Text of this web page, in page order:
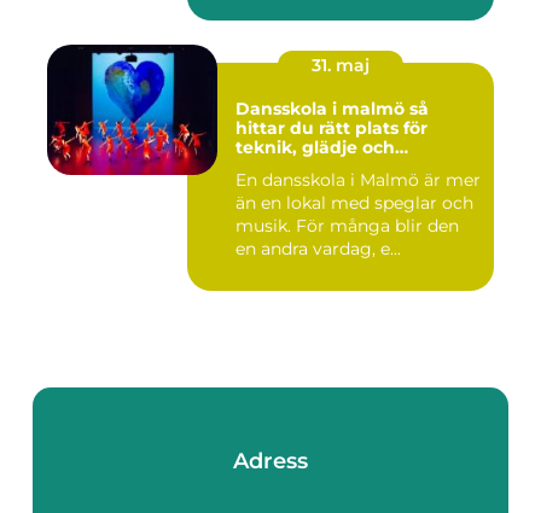
31. maj
Dansskola i malmö så
hittar du rätt plats för
teknik, glädje och
En dansskola i Malmö är mer
än en lokal med speglar och
musik. För många blir den
en andra vardag, e...
Adress